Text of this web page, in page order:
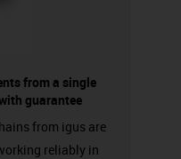
from a single
guarantee
from igus are
reliably in